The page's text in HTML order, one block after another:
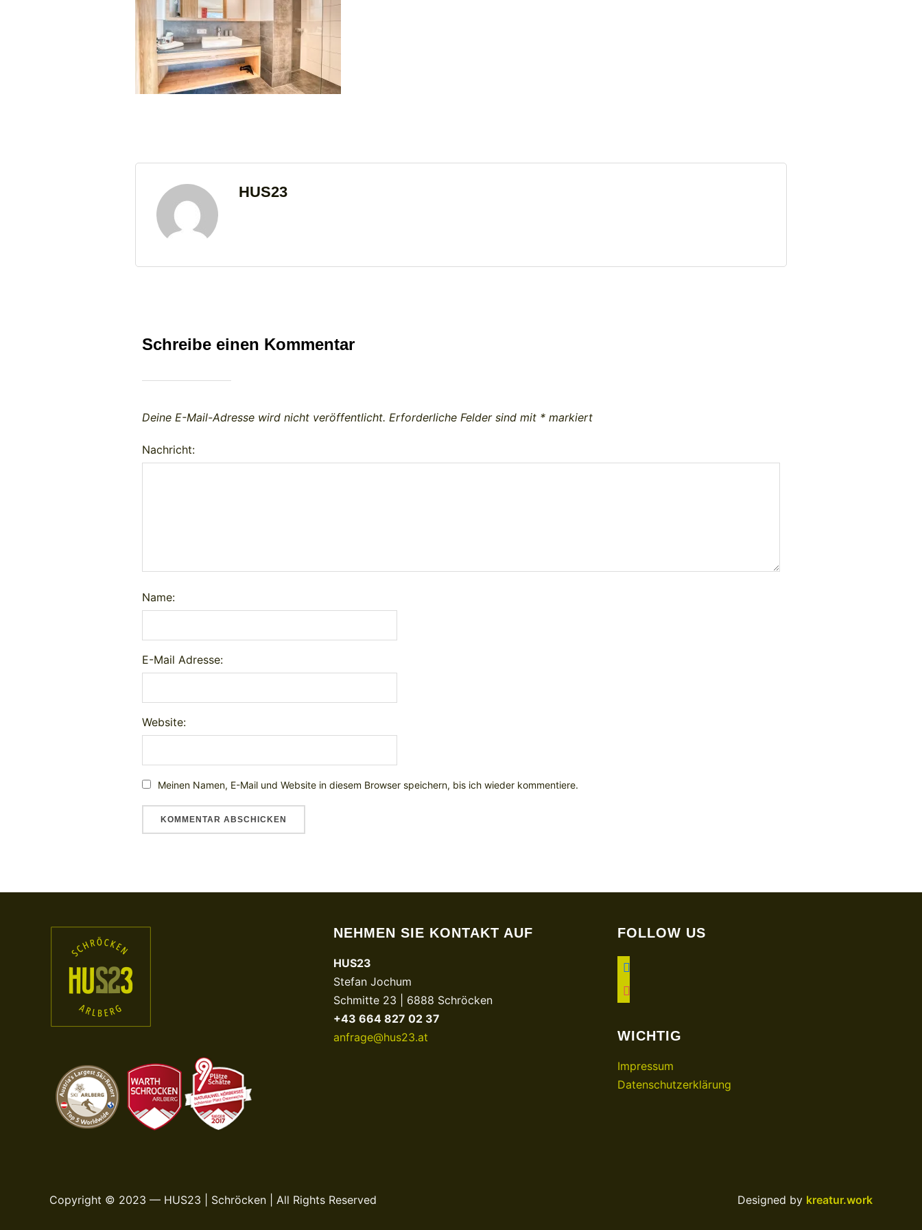
HUS23
Schreibe einen Kommentar
Deine E-Mail-Adresse wird nicht veröffentlicht. Erforderliche Felder sind mit * markiert
Nachricht:
Name:
E-Mail Adresse:
Website:
Meinen Namen, E-Mail und Website in diesem Browser speichern, bis ich wieder kommentiere.
NEHMEN SIE KONTAKT AUF
HUS23
Stefan Jochum
Schmitte 23 | 6888 Schröcken
+43 664 827 02 37
anfrage@hus23.at
FOLLOW US
facebook
instagram
WICHTIG
Impressum
Datenschutzerklärung
Copyright © 2023 — HUS23 | Schröcken | All Rights Reserved Designed by kreatur.work